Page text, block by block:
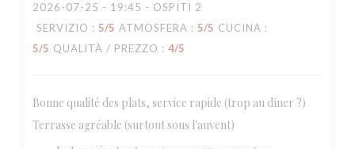
2026-07-25 - 19:45 - OSPITI 2
SERVIZIO : 5/5 ATMOSFERA : 5/5 CUCINA :
5/5 QUALITÀ / PREZZO : 4/5
Bonne qualité des plats, service rapide (trop au dîner ?)
Terrasse agréable (surtout sous l'auvent)